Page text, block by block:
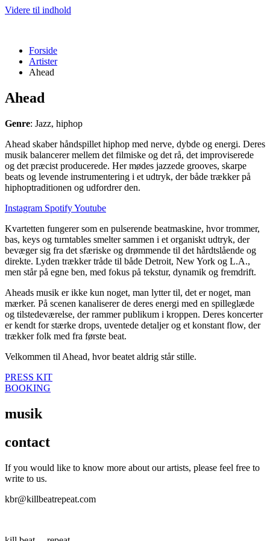
Videre til indhold
Forside
Artister
Ahead
Ahead
Genre: Jazz, hiphop
Ahead skaber håndspillet hiphop med nerve, dybde og energi. Deres
musik balancerer mellem det filmiske og det rå, det improviserede
og det præcist producerede. Her mødes jazzede grooves, skarpe
beats og levende instrumentering i et udtryk, der både trækker på
hiphoptraditionen og udfordrer den.
Instagram SpotifyYoutube
Kvartetten fungerer som en pulserende beatmaskine, hvor trommer,
bas, keys og turntables smelter sammen i et organiskt udtryk, der
bevæger sig fra det sfæriske og drømmende til det hårdtslående og
direkte. Lyden trækker tråde til både Detroit, New York og L.A.,
men står på egne ben, med fokus på tekstur, dynamik og fremdrift.
Aheads musik er ikke kun noget, man lytter til, det er noget, man
mærker. På scenen kanaliserer de deres energi med en spilleglæde
og tilstedeværelse, der rammer publikum i kroppen. Deres koncerter
er kendt for stærke drops, uventede detaljer og et konstant flow, der
trækker folk med fra første beat.
Velkommen til Ahead, hvor beatet aldrig står stille.
PRESS KIT
BOOKING
musik
contact
If you would like to know more about our artists, please feel free to
write to us.
kbr@killbeatrepeat.com